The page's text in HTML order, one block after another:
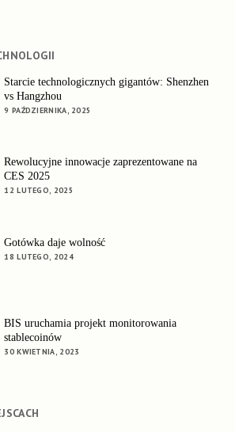
Starcie technologicznych gigantów: Shenzhen
vs Hangzhou
9 PAŹDZIERNIKA, 2025
Rewolucyjne innowacje zaprezentowane na
CES 2025
12 LUTEGO, 2025
Gotówka daje wolność
18 LUTEGO, 2024
BIS uruchamia projekt monitorowania
stablecoinów
30 KWIETNIA, 2023